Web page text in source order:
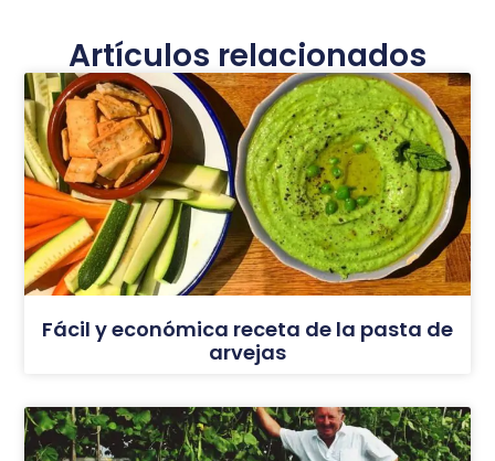
Artículos relacionados
Fácil y económica receta de la pasta de
arvejas